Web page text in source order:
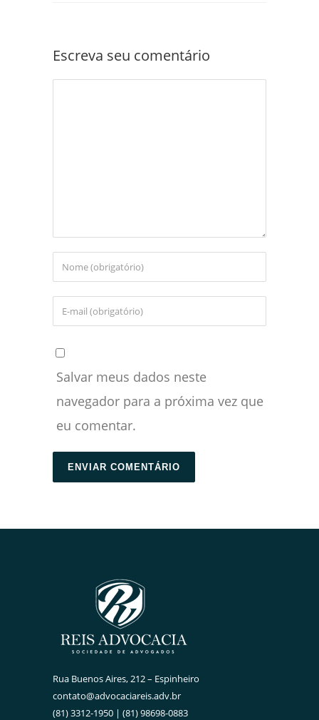
Escreva seu comentário
Salvar meus dados neste
navegador para a próxima vez que
eu comentar.
Rua Buenos Aires, 212 – Espinheiro
contato@advocaciareis.adv.br
(81) 3312-1950 | (81) 98698-0883